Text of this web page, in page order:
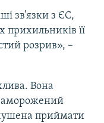
зв’язки з ЄС,
прихильників її
розрив», –
Вона
приймати